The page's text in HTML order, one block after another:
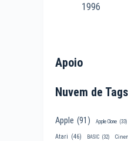
1996
Apoio
Nuvem de Tags
Apple (91) Apple Clone (33)
Atari (46) BASIC (32)